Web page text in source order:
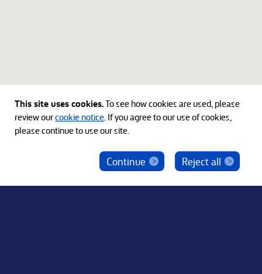
ベインキャピタル社員を騙った投資勧誘にご注意
This site uses cookies.To see how cookies are used, please
review ourcookie notice. If you agree to our use of cookies,
please continue to use our site.
Reject all
Continue